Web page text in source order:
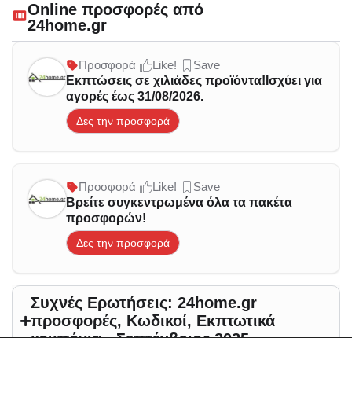
Online προσφορές από
24home.gr
Προσφορά Like!
Save
Εκπτώσεις σε χιλιάδες προϊόντα!Ισχύει για
αγορές έως 31/08/2026.
Δες την προσφορά
Προσφορά Like!
Save
Βρείτε συγκεντρωμένα όλα τα πακέτα
προσφορών!
Δες την προσφορά
Συχνές Ερωτήσεις: 24home.gr
προσφορές, Κωδικοί, Εκπτωτικά
κουπόνια - Σεπτέμβριος 2025